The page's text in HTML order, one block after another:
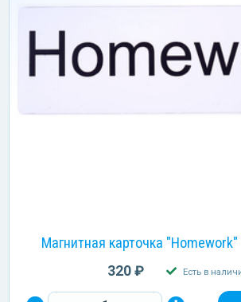
Магнитная карточка
320 ₽ Есть в